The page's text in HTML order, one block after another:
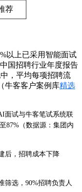
荐
以上已采用智能面试
国招聘行业年度报告
，平均每项招聘流
牛客客户案例库精选
面试与牛客笔试系统联
87%（数据源：集团内
后，招聘成本下降
筛选，90%招聘负责人